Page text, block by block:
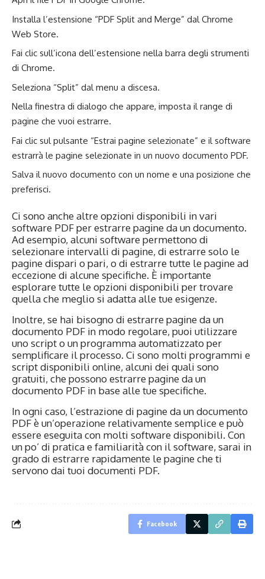
Installa l’estensione “PDF Split and Merge” dal Chrome
Web Store.
Fai clic sull’icona dell’estensione nella barra degli strumenti
di Chrome.
Seleziona “Split” dal menu a discesa.
Nella finestra di dialogo che appare, imposta il range di
pagine che vuoi estrarre.
Fai clic sul pulsante “Estrai pagine selezionate” e il software
estrarrà le pagine selezionate in un nuovo documento PDF.
Salva il nuovo documento con un nome e una posizione che
preferisci.
Ci sono anche altre opzioni disponibili in vari
software PDF per estrarre pagine da un documento.
Ad esempio, alcuni software permettono di
selezionare intervalli di pagine, di estrarre solo le
pagine dispari o pari, o di estrarre tutte le pagine ad
eccezione di alcune specifiche. È importante
esplorare tutte le opzioni disponibili per trovare
quella che meglio si adatta alle tue esigenze.
Inoltre, se hai bisogno di estrarre pagine da un
documento PDF in modo regolare, puoi utilizzare
uno script o un programma automatizzato per
semplificare il processo. Ci sono molti programmi e
script disponibili online, alcuni dei quali sono
gratuiti, che possono estrarre pagine da un
documento PDF in base alle tue specifiche.
In ogni caso, l’estrazione di pagine da un documento
PDF è un’operazione relativamente semplice e può
essere eseguita con molti software disponibili. Con
un po’ di pratica e familiarità con il software, sarai in
grado di estrarre rapidamente le pagine che ti
servono dai tuoi documenti PDF.
Facebook